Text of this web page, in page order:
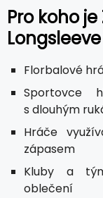
Pro koho
Florbalové
Sportovce
s dlouhým
Hráče
zápasem
Kluby a
oblečení